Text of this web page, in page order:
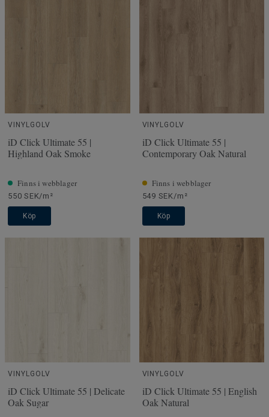
VINYLGOLV
iD Click Ultimate 55 |
Highland Oak Smoke
Finns i webblager
550 SEK/m²
Köp
VINYLGOLV
iD Click Ultimate 55 |
Contemporary Oak Natural
Finns i webblager
549 SEK/m²
Köp
VINYLGOLV
iD Click Ultimate 55 | Delicate
Oak Sugar
VINYLGOLV
iD Click Ultimate 55 | English
Oak Natural